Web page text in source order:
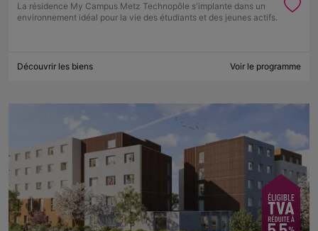
La résidence My Campus Metz Technopôle s'implante dans un
environnement idéal pour la vie des étudiants et des jeunes actifs.
Découvrir les biens Voir le programme